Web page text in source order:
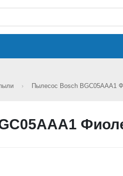
Пылесос Bosch BGC05AAA1